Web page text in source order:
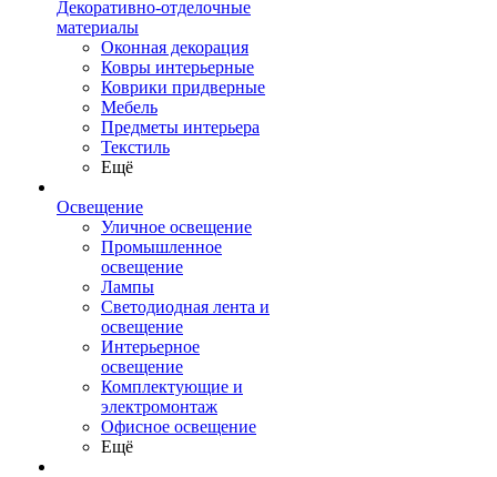
Декоративно-отделочные
материалы
Оконная декорация
Ковры интерьерные
Коврики придверные
Мебель
Предметы интерьера
Текстиль
Ещё
Освещение
Уличное освещение
Промышленное
освещение
Лампы
Светодиодная лента и
освещение
Интерьерное
освещение
Комплектующие и
электромонтаж
Офисное освещение
Ещё